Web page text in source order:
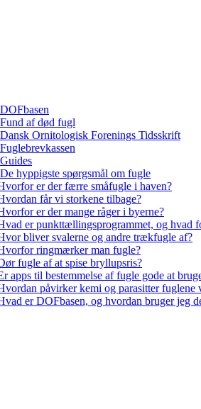
DOFbasen
Fund af død fugl
Dansk Ornitologisk Forenings Tidsskrift
Fuglebrevkassen
Guides
De hyppigste spørgsmål om fugle
er der færre småfugle i haven?
får vi storkene tilbage?
er der mange råger i byerne?
er punkttællingsprogrammet, og hvad
bliver svalerne og andre trækfugle af?
ringmærker man fugle?
fugle af at spise bryllupsris?
apps til bestemmelse af fugle gode at
påvirker kemi og parasitter fuglene
er DOFbasen, og hvordan bruger jeg